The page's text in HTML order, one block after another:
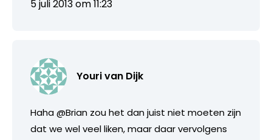
5 juli 2013 om 11:23
Youri van Dijk
Haha @Brian zou het dan juist niet moeten zijn
dat we wel veel liken, maar daar vervolgens